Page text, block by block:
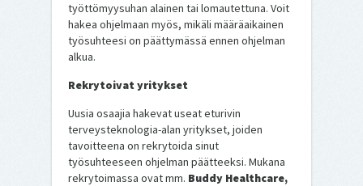
työttömyysuhan alainen tai lomautettuna. Voit
hakea ohjelmaan myös, mikäli määräaikainen
työsuhteesi on päättymässä ennen ohjelman
alkua.
Rekrytoivat yritykset
Uusia osaajia hakevat useat eturivin
terveysteknologia-alan yritykset, joiden
tavoitteena on rekrytoida sinut
työsuhteeseen ohjelman päätteeksi. Mukana
rekrytoimassa ovat mm. Buddy Healthcare,